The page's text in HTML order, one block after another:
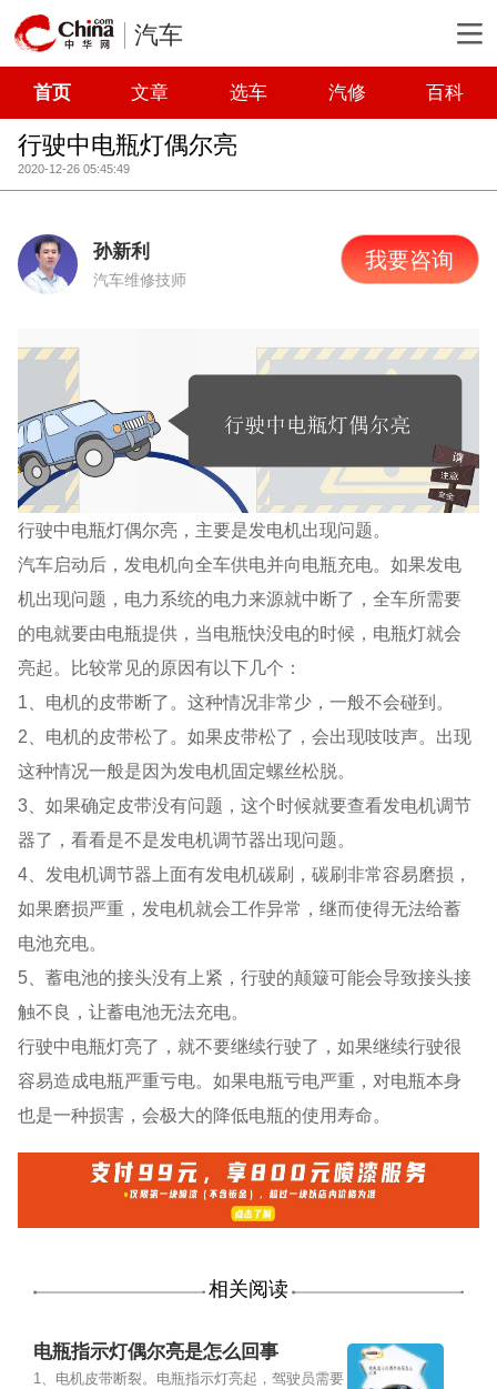
汽车
首页 文章 选车 汽修 百科
行驶中电瓶灯偶尔亮
2020-12-26 05:45:49
孙新利
汽车维修技师
我要咨询
行驶中电瓶灯偶尔亮，主要是发电机出现问题。
汽车启动后，发电机向全车供电并向电瓶充电。如果发电
机出现问题，电力系统的电力来源就中断了，全车所需要
的电就要由电瓶提供，当电瓶快没电的时候，电瓶灯就会
亮起。比较常见的原因有以下几个：
1、电机的皮带断了。这种情况非常少，一般不会碰到。
2、电机的皮带松了。如果皮带松了，会出现吱吱声。出现
这种情况一般是因为发电机固定螺丝松脱。
3、如果确定皮带没有问题，这个时候就要查看发电机调节
器了，看看是不是发电机调节器出现问题。
4、发电机调节器上面有发电机碳刷，碳刷非常容易磨损，
如果磨损严重，发电机就会工作异常，继而使得无法给蓄
电池充电。
5、蓄电池的接头没有上紧，行驶的颠簸可能会导致接头接
触不良，让蓄电池无法充电。
行驶中电瓶灯亮了，就不要继续行驶了，如果继续行驶很
容易造成电瓶严重亏电。如果电瓶亏电严重，对电瓶本身
也是一种损害，会极大的降低电瓶的使用寿命。
相关阅读
电瓶指示灯偶尔亮是怎么回事
1、电机皮带断裂。电瓶指示灯亮起，驾驶员需要